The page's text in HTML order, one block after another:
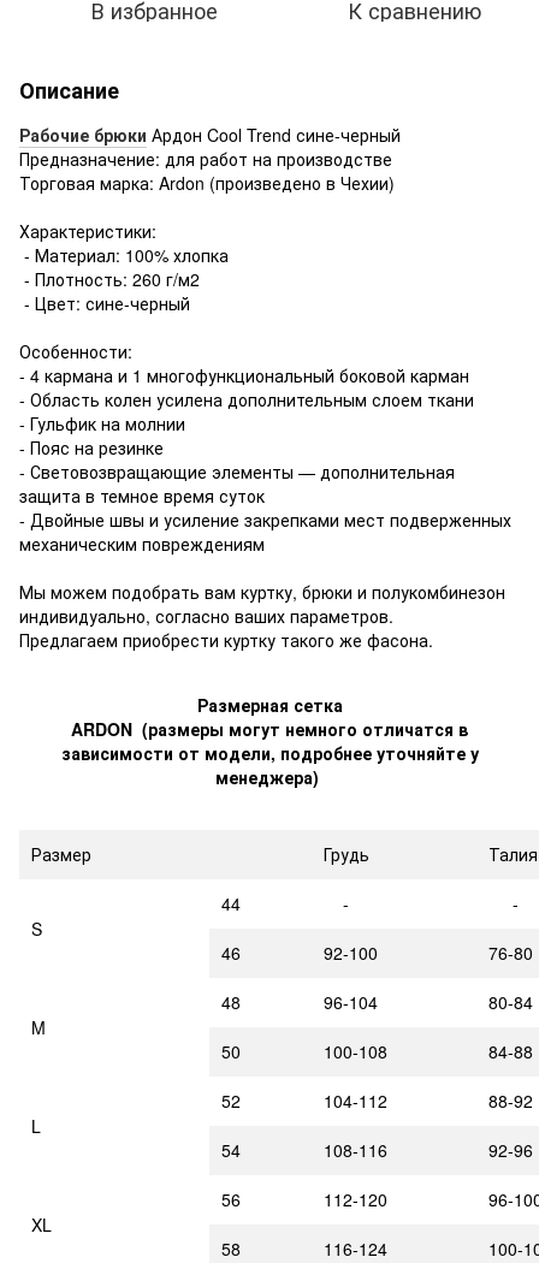
В избранное К сравнению
Описание
Рабочие брюки Ардон Cool Trend сине-черный
Предназначение: для работ на производстве
Торговая марка: Ardon (произведено в Чехии)
Характеристики:
- Материал: 100% хлопка
- Плотность: 260 г/м2
- Цвет: сине-черный
Особенности:
- 4 кармана и 1 многофункциональный боковой карман
- Область колен усилена дополнительным слоем ткани
- Гульфик на молнии
- Пояс на резинке
- Световозвращающие элементы — дополнительная
защита в темное время суток
- Двойные швы и усиление закрепками мест подверженных
механическим повреждениям
Мы можем подобрать вам куртку, брюки и полукомбинезон
индивидуально, согласно ваших параметров.
Предлагаем приобрести куртку такого же фасона.
Размерная сетка
ARDON (размеры могут немного отличатся в
зависимости от модели, подробнее уточняйте у
менеджера)
Размер Грудь Талия
S
44 - -
46 92-100 76-80
M
48 96-104 80-84
50 100-108 84-88
L
52 104-112 88-92
54 108-116 92-96
XL
56 112-120 96-
58 116-124 100-